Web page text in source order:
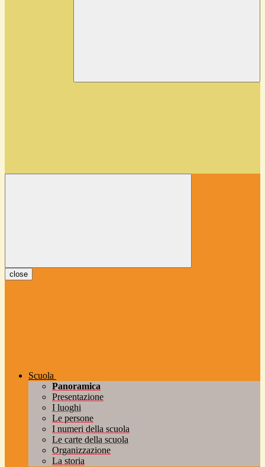
close
Scuola
Panoramica
Presentazione
I luoghi
Le persone
I numeri della scuola
Le carte della scuola
Organizzazione
La storia